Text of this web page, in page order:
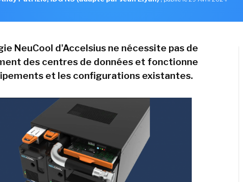
NeuCool d'Accelsius ne nécessite pas de
des centres de données et fonctionne
et les configurations existantes.